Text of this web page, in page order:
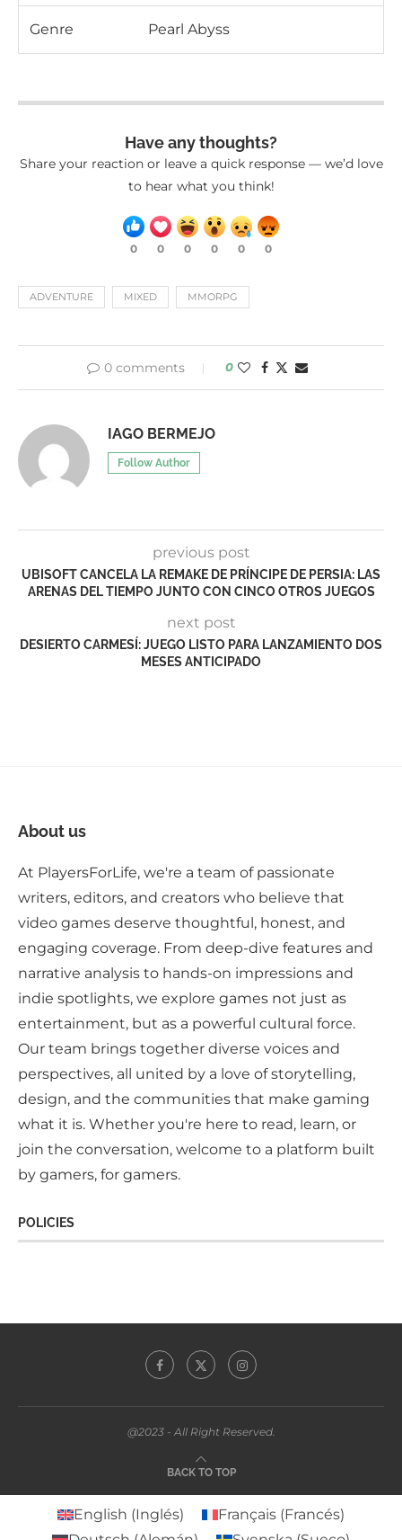
Genre Pearl Abyss
Have any thoughts?
Share your reaction or leave a quick response — we’d love
to hear what you think!
0 0 0 0 0 0
ADVENTURE MIXED MMORPG
0 comments 0
IAGO BERMEJO
Follow Author
previous post
UBISOFT CANCELA LA REMAKE DE PRÍNCIPE DE PERSIA: LAS
ARENAS DEL TIEMPO JUNTO CON CINCO OTROS JUEGOS
next post
DESIERTO CARMESÍ: JUEGO LISTO PARA LANZAMIENTO DOS
MESES ANTICIPADO
About us
At PlayersForLife, we're a team of passionate
writers, editors, and creators who believe that
video games deserve thoughtful, honest, and
engaging coverage. From deep-dive features and
narrative analysis to hands-on impressions and
indie spotlights, we explore games not just as
entertainment, but as a powerful cultural force.
Our team brings together diverse voices and
perspectives, all united by a love of storytelling,
design, and the communities that make gaming
what it is. Whether you're here to read, learn, or
join the conversation, welcome to a platform built
by gamers, for gamers.
POLICIES
@2023 - All Right Reserved.
BACK TO TOP
English (Inglés) Français (Francés)